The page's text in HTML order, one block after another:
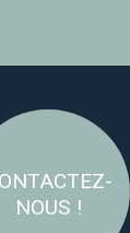
NOUS !